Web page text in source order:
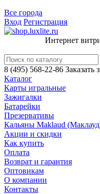
Все города
Вход Регистрация
Интернет
8 (495) 568-22-86 Заказать
Каталог
Карты игральные
Зажигалки
Батарейки
Презервативы
Кальяны Maklaud
Акции и скидки
Как купить
Оплата
Возврат и гарантия
Оптовикам
О компании
Контакты